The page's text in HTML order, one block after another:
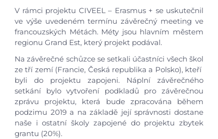
V rámci projektu CIVEEL – Erasmus + se uskutečnil
ve výše uvedeném termínu závěrečný meeting ve
francouzských Métách. Méty jsou hlavním městem
regionu Grand Est, který projekt podával.
Na závěrečné schůzce se setkali účastníci všech škol
ze tří zemí (Francie, Česká republika a Polsko), kteří
byli do projektu zapojeni. Náplní závěrečného
setkání bylo vytvoření podkladů pro závěrečnou
zprávu projektu, která bude zpracována během
podzimu 2019 a na základě její správnosti dostane
naše i ostatní školy zapojené do projektu zbytek
grantu (20%).